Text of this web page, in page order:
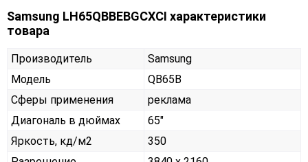
Samsung LH65QBBEBGCXCI характеристики
товара
Производитель
Samsung
Модель
QB65B
Сферы применения
реклама
Диагональ в дюймах
65"
Яркость, кд/м2
350